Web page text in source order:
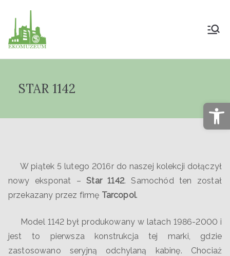
Muzeum Przyrody
"Ekomuzeum" im.
Jana Pazdura
STAR 1142
W piątek 5 lutego 2016r do naszej kolekcji dołączył
nowy eksponat –Star 1142. Samochód ten został
przekazany przez firmę Tarcopol.
Model 1142 był produkowany w latach 1986-2000 i
jest to pierwsza konstrukcja tej marki, gdzie
zastosowano seryjną odchylaną kabinę. Chociaż